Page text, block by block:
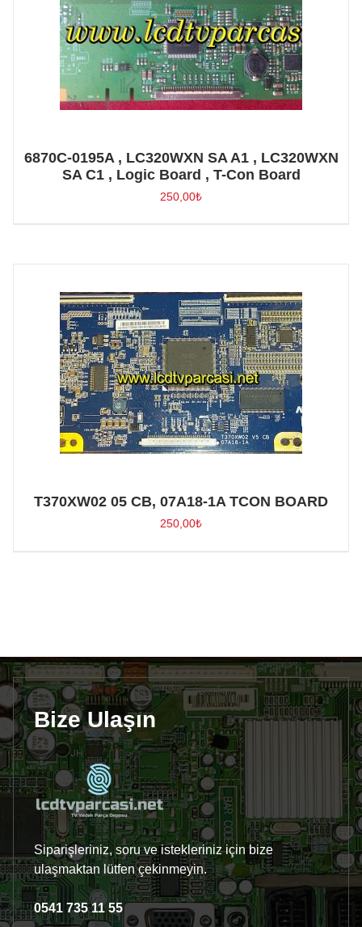
6870C-0195A , LC320WXN SA A1 , LC320WXN
SA C1 , Logic Board , T-Con Board
250,00₺
T370XW02 05 CB, 07A18-1A TCON BOARD
250,00₺
Bize Ulaşın
Siparişleriniz, soru ve istekleriniz için bize
ulaşmaktan lütfen çekinmeyin.
0541 735 11 55